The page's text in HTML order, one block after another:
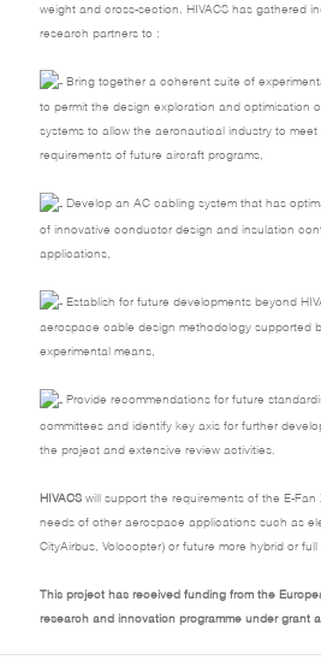
weight and cross-section. HIVACS has gathered
research partners to :
Bring together a coherent suite of
to permit the design exploration and optimisation
systems to allow the aeronautical industry to meet
requirements of future aircraft programs,
Develop an AC cabling system that has
of innovative conductor design and insulation
applications,
Establish for future developments beyond
aerospace cable design methodology supported
experimental means,
Provide recommendations for future
committees and identify key axis for further
the project and extensive review activities.
HIVACSwill support the requirements of the E-Fan
needs of other aerospace applications such as
CityAirbus, Volocopter) or future more hybrid or full
This project has received funding from the
research and innovation programme under grant